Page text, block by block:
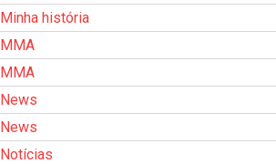
Minha história
MMA
MMA
News
News
Notícias